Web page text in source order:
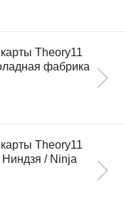
Theory11
фабрика
Theory11
/ Ninja